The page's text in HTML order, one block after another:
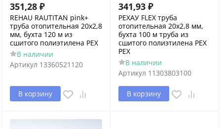
351,28 ₽
REHAU RAUTITAN pink+
труба отопительная 20х2,8
мм, бухта 120 м из
сшитого полиэтилена PEX
В наличии
Артикул 13360521120
В корзину
341,93 ₽
РЕХАУ FLEX труба
отопительная 20x2,8 мм,
бухта 100 м труба из
сшитого полиэтилена PEX
PEX
В наличии
Артикул 11303803100
В корзину